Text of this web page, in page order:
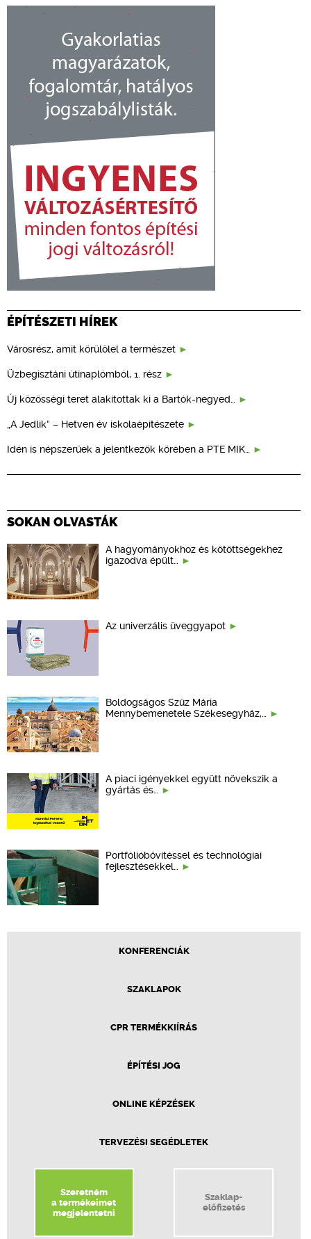
ÉPÍTÉSZETI HÍREK
Városrész, amit körülölel a természet
Üzbegisztáni útinaplómból, 1. rész
Új közösségi teret alakítottak ki a Bartók-negyed…
„A Jedlik” – Hetven év iskolaépítészete
Idén is népszerűek a jelentkezők körében a PTE MIK…
SOKAN OLVASTÁK
A hagyományokhoz és kötöttségekhez
igazodva épült…
Az univerzális üveggyapot
Boldogságos Szűz Mária
Mennybemenetele Székesegyház,…
A piaci igényekkel együtt növekszik a
gyártás és…
Portfólióbővítéssel és technológiai
fejlesztésekkel…
KONFERENCIÁK
SZAKLAPOK
CPR TERMÉKKIÍRÁS
ÉPÍTÉSI JOG
ONLINE KÉPZÉSEK
TERVEZÉSI SEGÉDLETEK
Szeretném
a termékeimet
megjelentetni
Szaklap-
előfizetés